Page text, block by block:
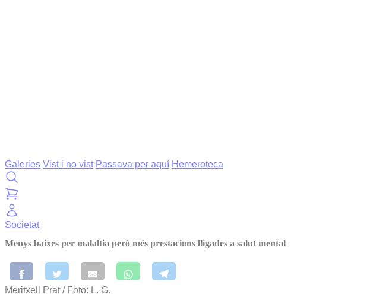
Galeries Vist i no vist Passava per aquí Hemeroteca
Societat
Menys baixes per malaltia però més prestacions lligades a salut mental
Meritxell Prat / Foto: L. G.